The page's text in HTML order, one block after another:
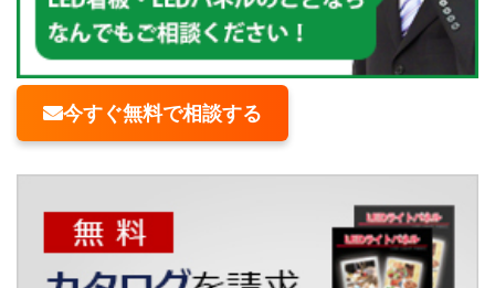
今すぐ無料で相談する